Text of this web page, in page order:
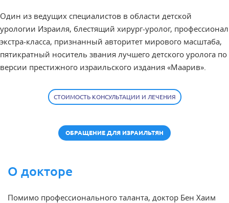
Один из ведущих специалистов в области детской
урологии Израиля, блестящий хирург-уролог, профессионал
экстра-класса, признанный авторитет мирового масштаба,
пятикратный носитель звания лучшего детского уролога по
версии престижного израильского издания «Маарив».
СТОИМОСТЬ КОНСУЛЬТАЦИИ И ЛЕЧЕНИЯ
ОБРАЩЕНИЕ ДЛЯ ИЗРАИЛЬТЯН
О докторе
Помимо профессионального таланта, доктор Бен Хаим